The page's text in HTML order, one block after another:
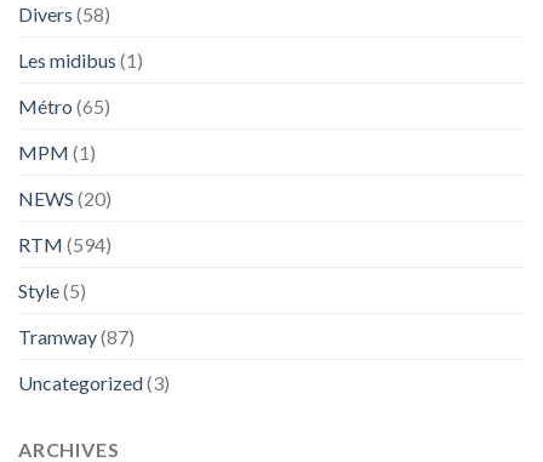
Divers (58)
Les midibus (1)
Métro (65)
MPM (1)
NEWS (20)
RTM (594)
Style(5)
Tramway(87)
Uncategorized(3)
ARCHIVES